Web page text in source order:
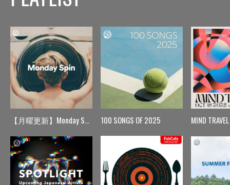
【月曜更新】Monday Spin 100 SONGS OF 2025 MIND TRAVEL